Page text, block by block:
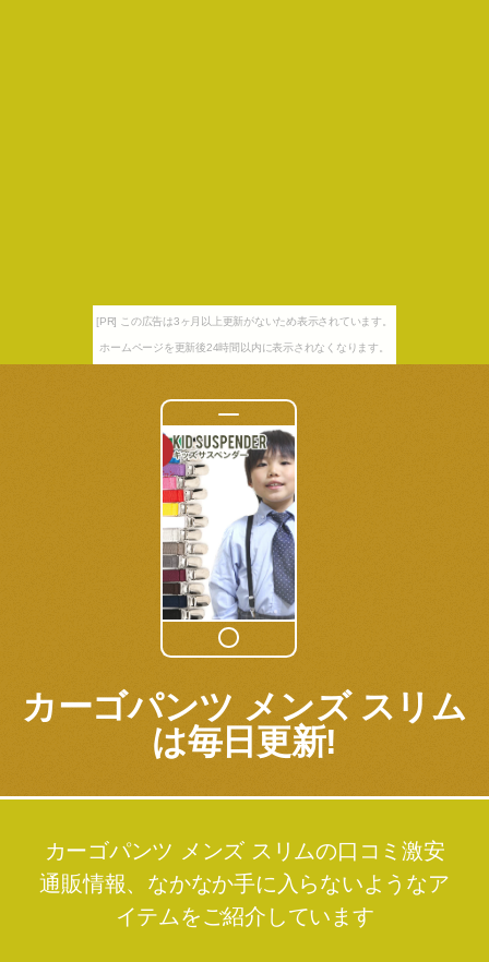
[PR] この広告は3ヶ月以上更新がないため表示されています。
ホームページを更新後24時間以内に表示されなくなります。
カーゴパンツ メンズ スリム
は毎日更新!
カーゴパンツ メンズ スリムの口コミ激安
通販情報、なかなか手に入らないようなア
イテムをご紹介しています